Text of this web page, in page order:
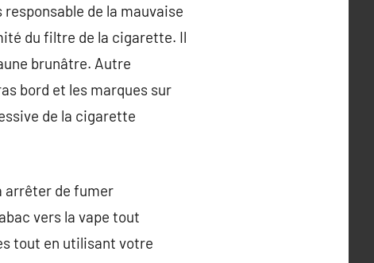
de la mauvaise
du filtre de la cigarette. Il
brunâtre. Autre
bord et les marques sur
de la cigarette
arrêter de fumer
vers la vape tout
tout en utilisant votre